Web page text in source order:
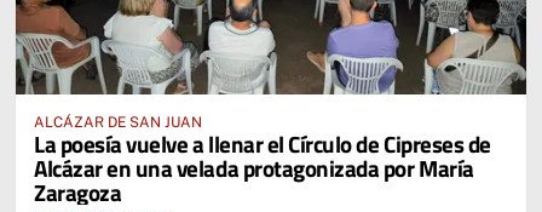
ALCÁZAR DE SAN JUAN
La poesía vuelve a llenar el Círculo de Cipreses de
Alcázar en una velada protagonizada por María
Zaragoza